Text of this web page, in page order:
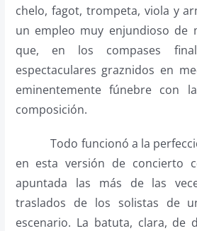
chelo, fagot, trompeta, viola y
un empleo muy enjundioso de
que, en los compases
espectaculares graznidos en
eminentemente fúnebre con
composición.
Todo funcionó a la
en esta versión de concierto
apuntada las más de las
traslados de los solistas de
escenario. La batuta, clara, de